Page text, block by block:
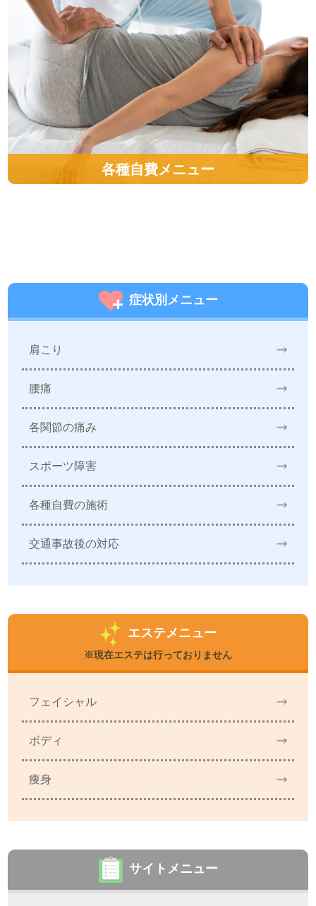
各種自費メニュー
症状別メニュー
肩こり
腰痛
各関節の痛み
スポーツ障害
各種自費の施術
交通事故後の対応
エステメニュー
※現在エステは行っておりません
フェイシャル
ボディ
痩身
サイトメニュー